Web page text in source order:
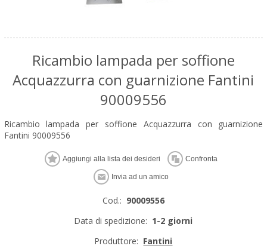
Ricambio lampada per soffione
Acquazzurra con guarnizione Fantini
90009556
Ricambio lampada per soffione Acquazzurra con guarnizione
Fantini 90009556
Cod.: 90009556
Data di spedizione: 1-2 giorni
Produttore: Fantini